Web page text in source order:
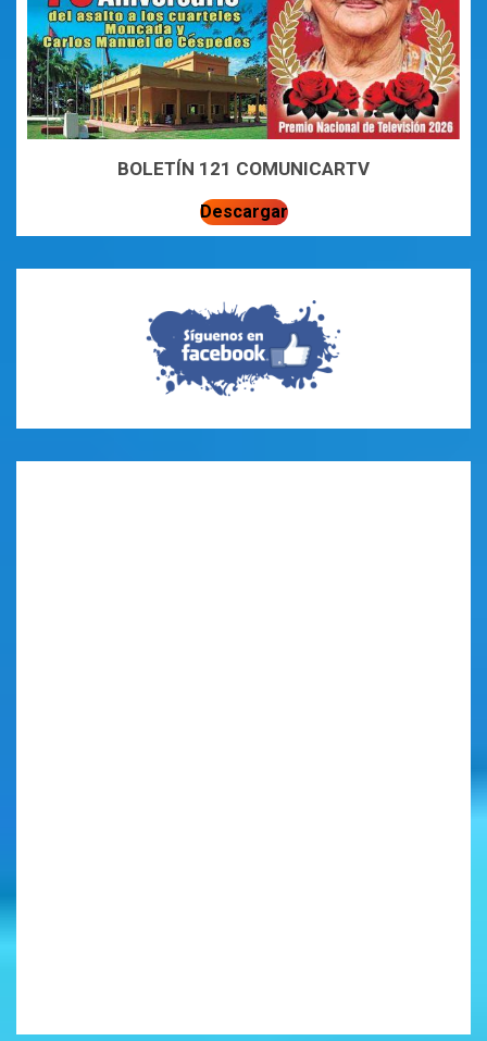
BOLETÍN 121 COMUNICARTV
Descargar